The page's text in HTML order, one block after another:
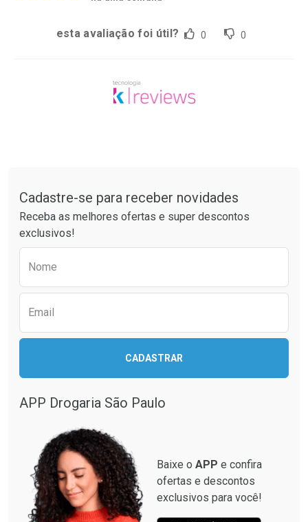
esta avaliação foi útil? 0 0
Cadastre-se para receber novidades
Receba as melhores ofertas e super descontos
exclusivos!
Nome
Email
CADASTRAR
APP Drogaria São Paulo
Baixe o APP e confira
ofertas e descontos
exclusivos para você!